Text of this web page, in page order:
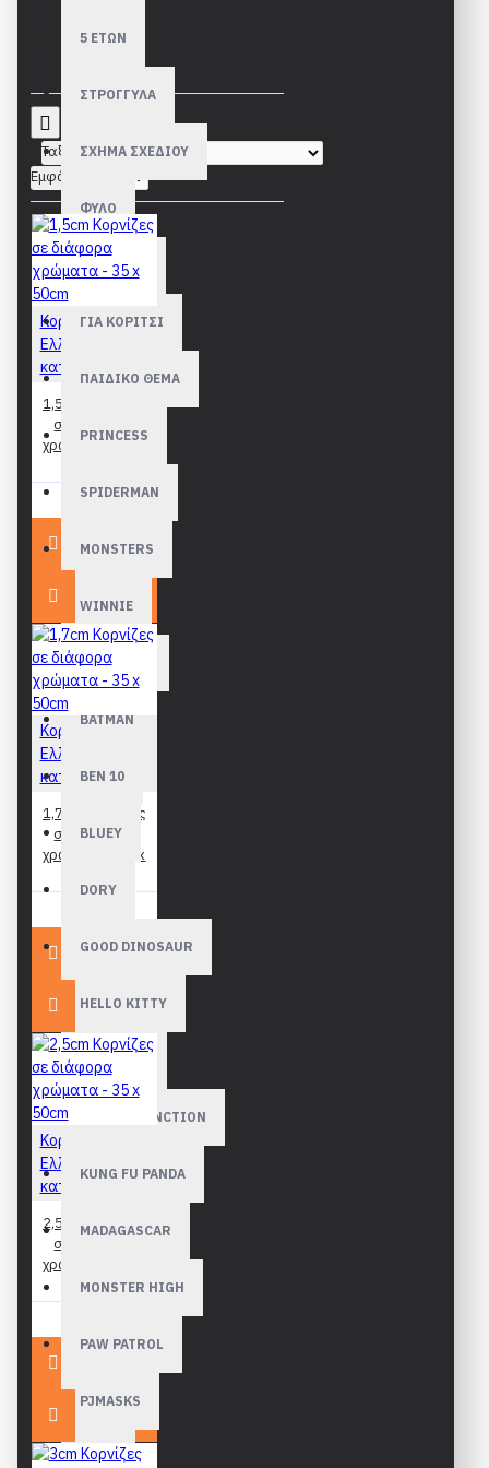
5 ΕΤΩΝ
ΣΤΡΟΓΓΥΛΑ
ΣΧΗΜΑ ΣΧΕΔΙΟΥ
ΦΥΛΟ
ΓΙΑ ΑΓΟΡΙ
ΓΙΑ ΚΟΡΙΤΣΙ
ΠΑΙΔΙΚΟ ΘΕΜΑ
PRINCESS
SPIDERMAN
MONSTERS
WINNIE
3D Γλυπτά
BATMAN
BEN 10
BLUEY
DORY
GOOD DINOSAUR
HELLO KITTY
JEWELPET
JUNGLE JUNCTION
KUNG FU PANDA
MADAGASCAR
MONSTER HIGH
PAW PATROL
PJMASKS
PONY
Ταξινόμηση:
Εμφάνιση:
Κορνίζες
Ελληνικής
κατασκευής
1,5cm Κορνίζες
σε διάφορα
χρώματα - 35 x
25,90€
Κορνίζες
Ελληνικής
κατασκευής
1,7cm Κορνίζες
σε διάφορα
χρώματα - 35 x
Κορνίζες
Ελληνικής
κατασκευής
2,5cm Κορνίζες
σε διάφορα
χρώματα - 35 x
50cm